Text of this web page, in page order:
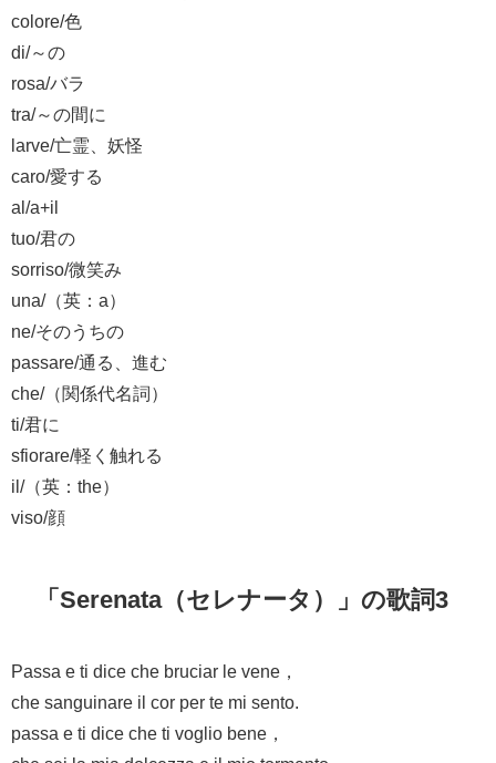
colore/色
di/～の
rosa/バラ
tra/～の間に
larve/亡霊、妖怪
caro/愛する
al/a+il
tuo/君の
sorriso/微笑み
una/（英：a）
ne/そのうちの
passare/通る、進む
che/（関係代名詞）
ti/君に
sfiorare/軽く触れる
il/（英：the）
viso/顔
「Serenata（セレナータ）」の歌詞3
Passa e ti dice che bruciar le vene，
che sanguinare il cor per te mi sento.
passa e ti dice che ti voglio bene，